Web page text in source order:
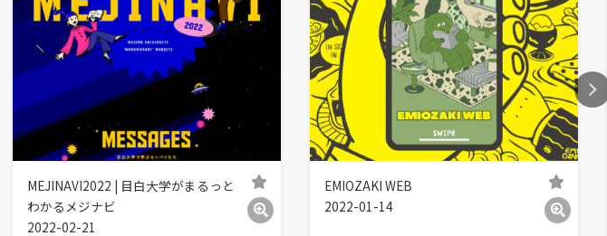
MEJINAVI2022 | 目白大学がまるっと
わかるメジナビ
2022-02-21
EMIOZAKI WEB
2022-01-14